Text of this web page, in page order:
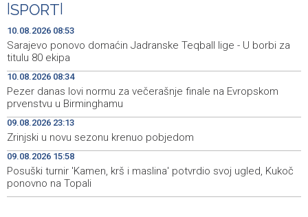
11:13
In-person ticket sales for the 32nd Sarajevo Film
Festival program began this morning
11:08
Orange alert in place across BiH, temperatures up to 41
degrees Celsius expected
11:04 Fire in Konjic contained, fire near Neum remains active
10:52
Zenica miners spend sixth night underground, trade
union members expected to join protest
10:46
Puhovski: Evropska konfederacija nerealna ideja, a EU
nema jasan plan ni za Zapadni Balkan
SPORT
10.08.2026 08:53
Sarajevo ponovo domaćin Jadranske Teqball lige - U borbi za
titulu 80 ekipa
10.08.2026 08:34
Pezer danas lovi normu za večerašnje finale na Evropskom
prvenstvu u Birminghamu
09.08.2026 23:13
Zrinjski u novu sezonu krenuo pobjedom
09.08.2026 15:58
Posuški turnir 'Kamen, krš i maslina' potvrdio svoj ugled, Kukoč
ponovno na Topali